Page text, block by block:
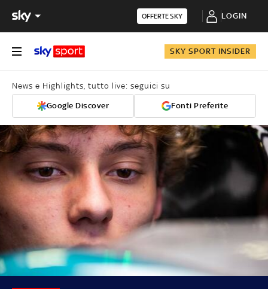
OFFERTE SKY LOGIN
SKY SPORT INSIDER
News e Highlights, tutto live: seguici su
Google Discover Fonti Preferite